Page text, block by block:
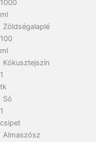
1000
ml
Zöldségalaplé
100
ml
Kókusztejszín
1
tk
Só
1
csipet
Almaszósz